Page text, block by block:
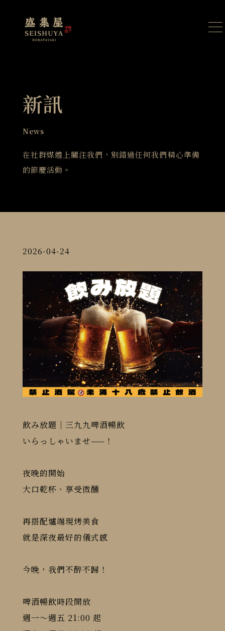
新訊
News
在社群媒體上關注我們，別錯過任何我們精心準備
的節慶活動。
2026-04-24
飲み放題｜三九九啤酒暢飲
いらっしゃいませ——！
夜晚的開始
大口乾杯、享受微醺
再搭配爐端現烤美食
就是深夜最好的儀式感
今晚，我們不醉不歸！
啤酒暢飲時段開放
週一～週五 21:00 起